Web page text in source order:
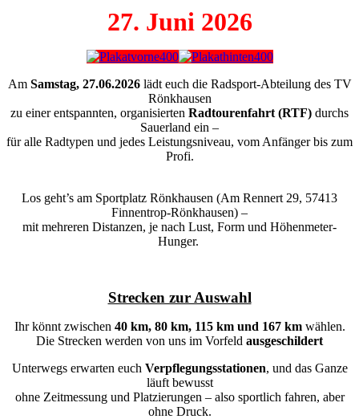
27. Juni 2026
Am Samstag, 27.06.2026lädt euch die Radsport-Abteilung des TV
Rönkhausen
zu einer entspannten, organisierten Radtourenfahrt (RTF) durchs
Sauerland ein –
für alle Radtypen und jedes Leistungsniveau, vom Anfänger bis zum
Profi.
Los geht’s am Sportplatz Rönkhausen (Am Rennert 29, 57413
Finnentrop-Rönkhausen) –
mit mehreren Distanzen, je nach Lust, Form und Höhenmeter-
Hunger.
Strecken zur Auswahl
Ihr könnt zwischen 40 km, 80 km, 115 km und 167 kmwählen.
Die Strecken werden von uns im Vorfeld ausgeschildert
Unterwegs erwarten euch Verpflegungsstationen, und das Ganze
läuft bewusst
ohne Zeitmessung und Platzierungen – also sportlich fahren, aber
ohne Druck.